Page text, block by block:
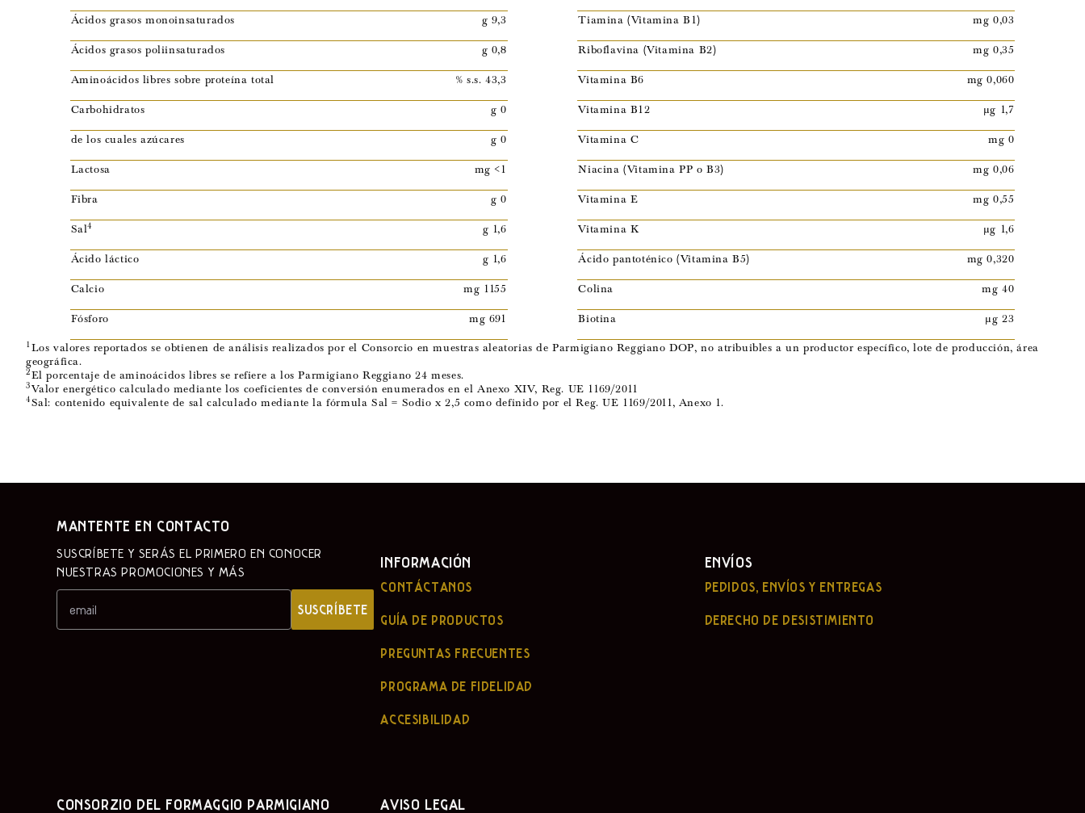
Ácidos grasos monoinsaturados
g 9,3
Ácidos grasos poliinsaturados
g 0,8
Aminoácidos libres sobre proteína total
% s.s. 43,3
Carbohidratos
g 0
de los cuales azúcares
g 0
Lactosa
mg <1
Fibra
g 0
Sal4
g 1,6
Ácido láctico
g 1,6
Calcio
mg 1155
Fósforo
mg 691
Tiamina (Vitamina B1)
mg 0,03
Riboflavina (Vitamina B2)
mg 0,35
Vitamina B6
mg 0,060
Vitamina B12
µg 1,7
Vitamina C
mg 0
Niacina (Vitamina PP o B3)
mg 0,06
Vitamina E
mg 0,55
Vitamina K
µg 1,6
Ácido pantoténico (Vitamina B5)
mg 0,320
Colina
mg 40
Biotina
µg 23
1 Los valores reportados se obtienen de análisis realizados por el Consorcio en muestras aleatorias de Parmigiano Reggiano DOP, no atribuibles a un productor específico, lote de producción, área
geográfica.
2El porcentaje de aminoácidos libres se refiere a los Parmigiano Reggiano 24 meses.
3Valor energético calculado mediante los coeficientes de conversión enumerados en el Anexo XIV, Reg. UE 1169/2011
4Sal: contenido equivalente de sal calculado mediante la fórmula Sal = Sodio x 2,5 como definido por el Reg. UE 1169/2011, Anexo 1.
MANTENTE EN CONTACTO
SUSCRÍBETE Y SERÁS EL PRIMERO EN CONOCER
NUESTRAS PROMOCIONES Y MÁS
SUSCRÍBETE
INFORMACIÓN
CONTÁCTANOS
GUÍA DE PRODUCTOS
PREGUNTAS FRECUENTES
PROGRAMA DE FIDELIDAD
ACCESIBILIDAD
ENVÍOS
PEDIDOS, ENVÍOS Y ENTREGAS
DERECHO DE DESISTIMIENTO
CONSORZIO DEL FORMAGGIO PARMIGIANO
AVISO LEGAL